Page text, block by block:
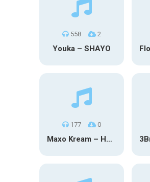
558 2
Youka – SHAYO
177 0
Maxo Kream – HOW TF I’M LUCKY